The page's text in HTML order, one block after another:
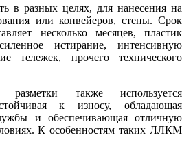
в разных целях, для нанесения на
или конвейеров, стены. Срок
несколько месяцев, пластик
истирание, интенсивную
тележек, прочего технического
разметки также используется
к износу, обладающая
и обеспечивающая отличную
К особенностям таких ЛЛКМ